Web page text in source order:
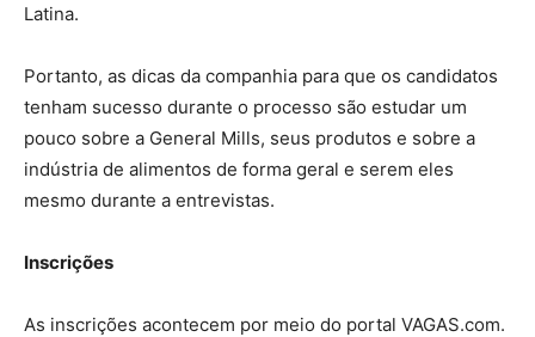
Latina.
Portanto, as dicas da companhia para que os candidatos
tenham sucesso durante o processo são estudar um
pouco sobre a General Mills, seus produtos e sobre a
indústria de alimentos de forma geral e serem eles
mesmo durante a entrevistas.
Inscrições
As inscrições acontecem por meio do portal VAGAS.com.